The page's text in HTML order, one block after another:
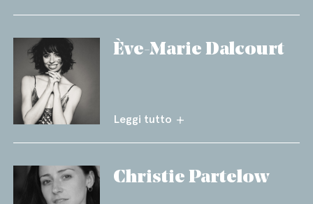
Ève-Marie Dalcourt
Leggi tutto
Christie Partelow